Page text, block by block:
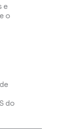
e
o
do